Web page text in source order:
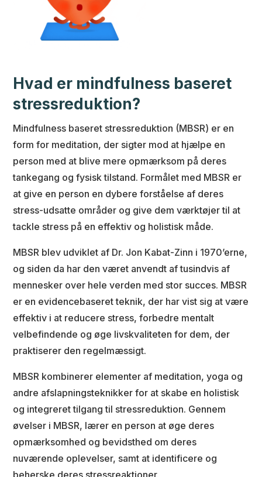
Hvad er mindfulness baseret
stressreduktion?
Mindfulness baseret stressreduktion (MBSR) er en
form for meditation, der sigter mod at hjælpe en
person med at blive mere opmærksom på deres
tankegang og fysisk tilstand. Formålet med MBSR er
at give en person en dybere forståelse af deres
stress-udsatte områder og give dem værktøjer til at
tackle stress på en effektiv og holistisk måde.
MBSR blev udviklet af Dr. Jon Kabat-Zinn i 1970’erne,
og siden da har den været anvendt af tusindvis af
mennesker over hele verden med stor succes. MBSR
er en evidencebaseret teknik, der har vist sig at være
effektiv i at reducere stress, forbedre mentalt
velbefindende og øge livskvaliteten for dem, der
praktiserer den regelmæssigt.
MBSR kombinerer elementer af meditation, yoga og
andre afslapningsteknikker for at skabe en holistisk
og integreret tilgang til stressreduktion. Gennem
øvelser i MBSR, lærer en person at øge deres
opmærksomhed og bevidsthed om deres
nuværende oplevelser, samt at identificere og
beherske deres stressreaktioner.